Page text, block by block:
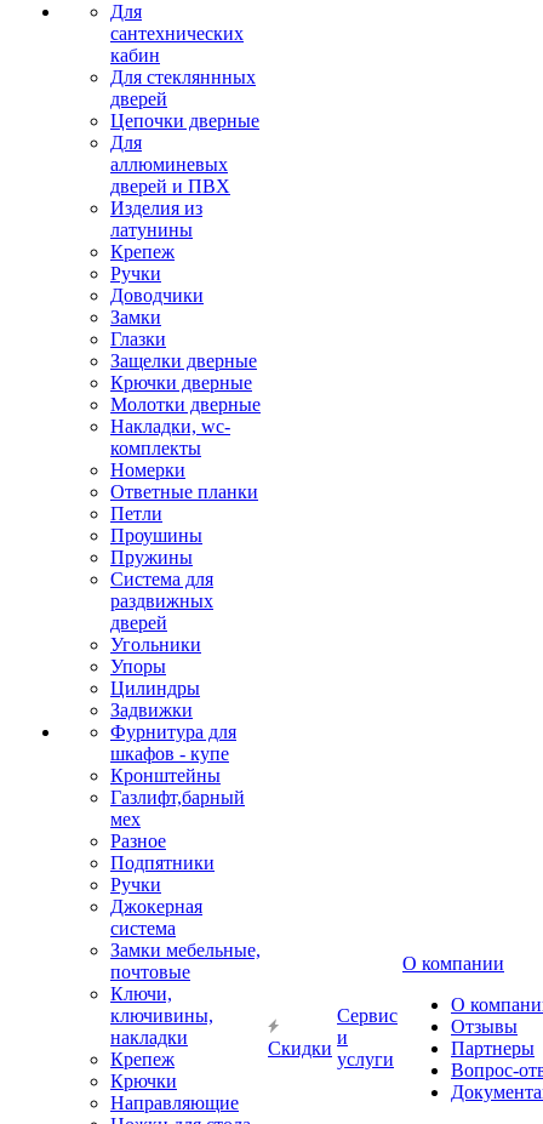
Для
сантехнических
кабин
Для стекляннных
дверей
Цепочки дверные
Для
аллюминевых
дверей и ПВХ
Изделия из
латунины
Крепеж
Ручки
Доводчики
Замки
Глазки
Защелки дверные
Крючки дверные
Молотки дверные
Накладки, wc-
комплекты
Номерки
Ответные планки
Петли
Проушины
Пружины
Система для
раздвижных
дверей
Угольники
Упоры
Цилиндры
Задвижки
Фурнитура для
шкафов - купе
Кронштейны
Газлифт,барный
мех
Разное
Подпятники
Ручки
Джокерная
система
Замки мебельные,
почтовые
Ключи,
ключивины,
накладки
Крепеж
Крючки
Направляющие
Скидки
Сервис
и
услуги
О компании
О
Отзывы
Партнеры
Вопрос-